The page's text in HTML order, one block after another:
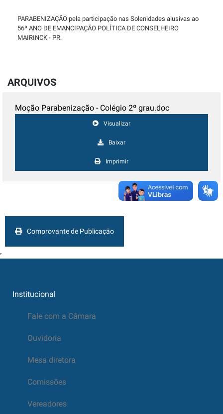
PARABENIZAÇÃO pela participação nas Solenidades alusivas ao
56º ANO DE EMANCIPAÇÃO POLÍTICA DE CONSELHEIRO
MAIRINCK - PR.
ARQUIVOS
Moção Parabenização - Colégio 2º grau.doc
Visualizar
Baixar
Imprimir
Comprovante de Publicação
Institucional
Fale com a Câmara
Ouvidoria
Mesa diretora
Comissões
Vereadores